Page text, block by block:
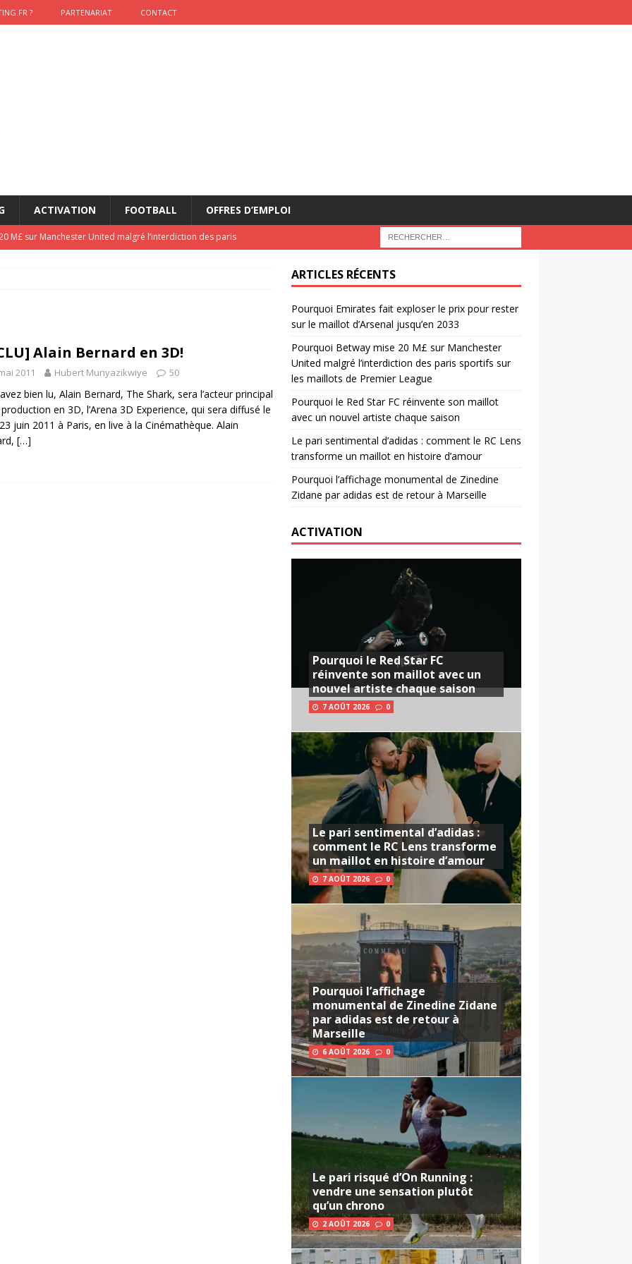
? PARTENARIAT CONTACT
ACTIVATION FOOTBALL OFFRES D’EMPLOI
M£ sur Manchester United malgré l’interdiction des paris
de Zinedine Zidane par adidas est de retour à
le prix pour rester sur le maillot d’Arsenal jusqu’en 2033
Alain Bernard en 3D!
2011 Hubert Munyazikwiye 50
bien lu, Alain Bernard, The Shark, sera l’acteur principal
production en 3D, l’Arena 3D Experience, qui sera diffusé le
juin 2011 à Paris, en live à la Cinémathèque. Alain
[…]
ARTICLES RÉCENTS
Pourquoi Emirates fait exploser le prix pour rester
sur le maillot d’Arsenal jusqu’en 2033
Pourquoi Betway mise 20 M£ sur Manchester
United malgré l’interdiction des paris sportifs sur
les maillots de Premier League
Pourquoi le Red Star FC réinvente son maillot
avec un nouvel artiste chaque saison
Le pari sentimental d’adidas : comment le RC Lens
transforme un maillot en histoire d’amour
Pourquoi l’affichage monumental de Zinedine
Zidane par adidas est de retour à Marseille
ACTIVATION
Pourquoi le Red Star FC
réinvente son maillot avec un
nouvel artiste chaque saison
7 AOÛT 2026 0
Le pari sentimental d’adidas :
comment le RC Lens transforme
un maillot en histoire d’amour
7 AOÛT 2026 0
Pourquoi l’affichage
monumental de Zinedine Zidane
par adidas est de retour à
Marseille
6 AOÛT 2026 0
Le pari risqué d’On Running :
vendre une sensation plutôt
qu’un chrono
2 AOÛT 2026 0